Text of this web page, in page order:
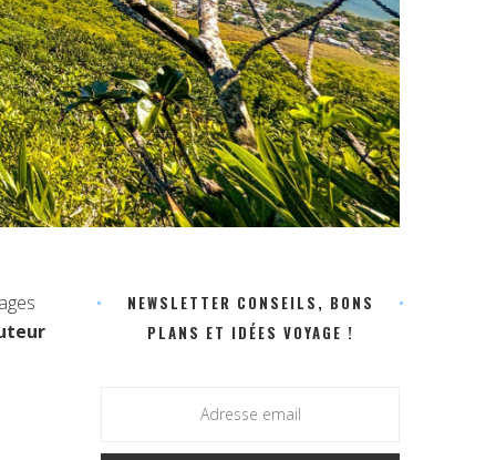
NEWSLETTER CONSEILS, BONS
PLANS ET IDÉES VOYAGE !